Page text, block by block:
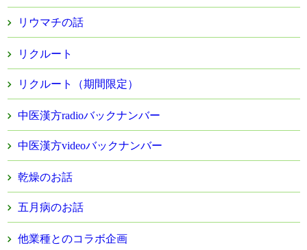
リウマチの話
リクルート
リクルート（期間限定）
中医漢方radioバックナンバー
中医漢方videoバックナンバー
乾燥のお話
五月病のお話
他業種とのコラボ企画